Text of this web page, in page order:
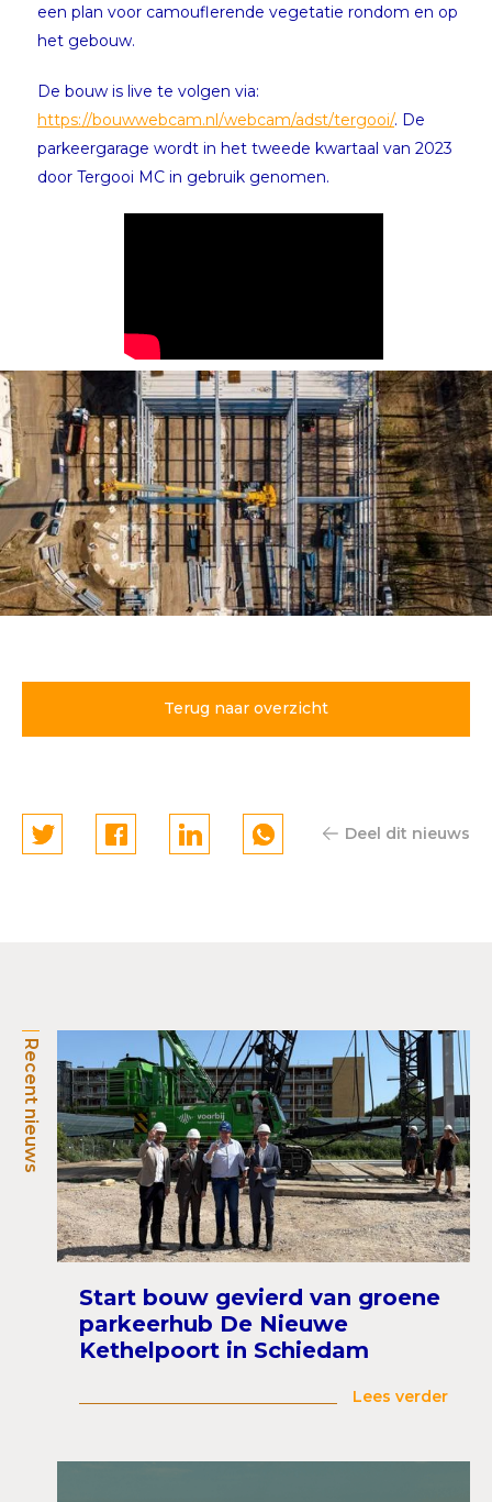
een plan voor camouflerende vegetatie rondom en op
het gebouw.
De bouw is live te volgen via:
https://bouwwebcam.nl/webcam/adst/tergooi/. De
parkeergarage wordt in het tweede kwartaal van 2023
door Tergooi MC in gebruik genomen.
Terug naar overzicht
Deel dit nieuws
Recent nieuws
Start bouw gevierd van groene
parkeerhub De Nieuwe
Kethelpoort in Schiedam
Lees verder